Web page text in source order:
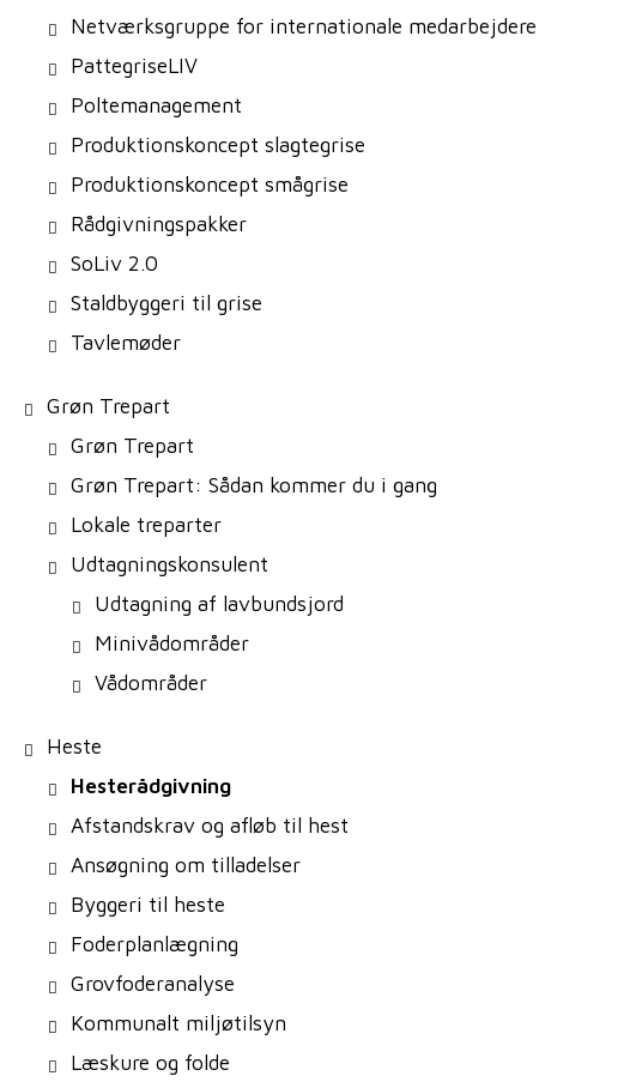
Netværksgruppe for internationale medarbejdere
PattegriseLIV
Poltemanagement
Produktionskoncept slagtegrise
Produktionskoncept smågrise
Rådgivningspakker
SoLiv 2.0
Staldbyggeri til grise
Tavlemøder
Grøn Trepart
Grøn Trepart
Grøn Trepart: Sådan kommer du i gang
Lokale treparter
Udtagningskonsulent
Udtagning af lavbundsjord
Minivådområder
Vådområder
Heste
Hesterådgivning
Afstandskrav og afløb til hest
Ansøgning om tilladelser
Byggeri til heste
Foderplanlægning
Grovfoderanalyse
Kommunalt miljøtilsyn
Læskure og folde